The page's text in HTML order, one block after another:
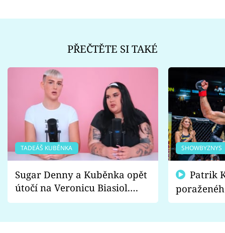
PŘEČTĚTE SI TAKÉ
TADEÁŠ KUBĚNKA
Sugar Denny a Kuběnka opět
útočí na Veronicu Biasiol.
Proč je podle nich falešná a
SHOWBYZNYS
fanoušci